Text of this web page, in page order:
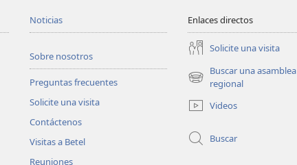
Noticias
Sobre nosotros
Preguntas frecuentes
Solicite una visita
Contáctenos
Visitas a Betel
Reuniones
Enlaces directos
Solicite una visita
Buscar una asamblea
regional
(abre
nuevaVideos
Buscar